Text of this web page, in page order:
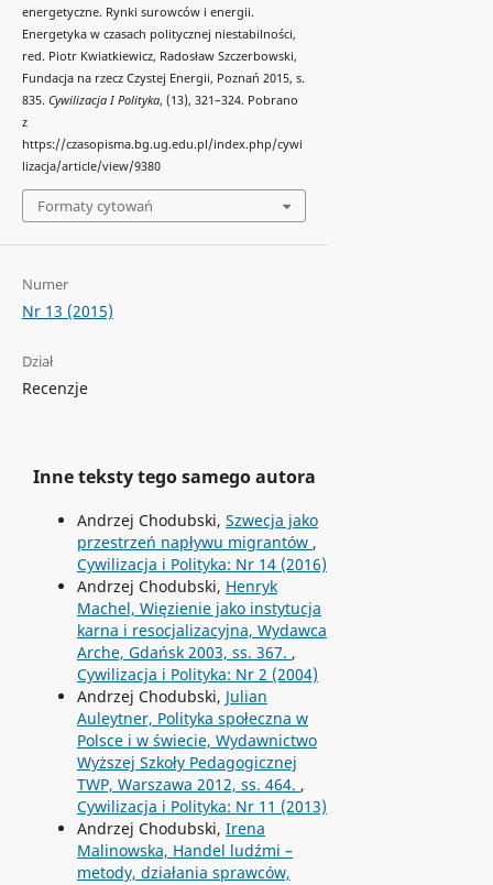
energetyczne. Rynki surowców i energii.
Energetyka w czasach politycznej niestabilności,
red. Piotr Kwiatkiewicz, Radosław Szczerbowski,
Fundacja na rzecz Czystej Energii, Poznań 2015, s.
835. Cywilizacja I Polityka, (13), 321–324. Pobrano
z
https://czasopisma.bg.ug.edu.pl/index.php/cywi
lizacja/article/view/9380
Formaty cytowań
Numer
Nr 13 (2015)
Dział
Recenzje
Inne teksty tego samego autora
Andrzej Chodubski, Szwecja jako
przestrzeń napływu migrantów ,
Cywilizacja i Polityka: Nr 14 (2016)
Andrzej Chodubski, Henryk
Machel, Więzienie jako instytucja
karna i resocjalizacyjna, Wydawca
Arche, Gdańsk 2003, ss. 367. ,
Cywilizacja i Polityka: Nr 2 (2004)
Andrzej Chodubski, Julian
Auleytner, Polityka społeczna w
Polsce i w świecie, Wydawnictwo
Wyższej Szkoły Pedagogicznej
TWP, Warszawa 2012, ss. 464. ,
Cywilizacja i Polityka: Nr 11 (2013)
Andrzej Chodubski, Irena
Malinowska, Handel ludźmi –
metody, działania sprawców,